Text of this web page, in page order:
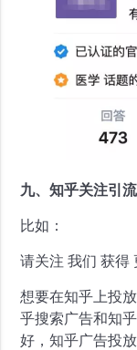
九、知乎关注引流
比如：
请关注 我们 获得
想要在知乎上投
乎搜索广告和知
好，知乎广告投